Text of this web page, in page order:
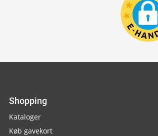
Shopping
Kataloger
Køb gavekort